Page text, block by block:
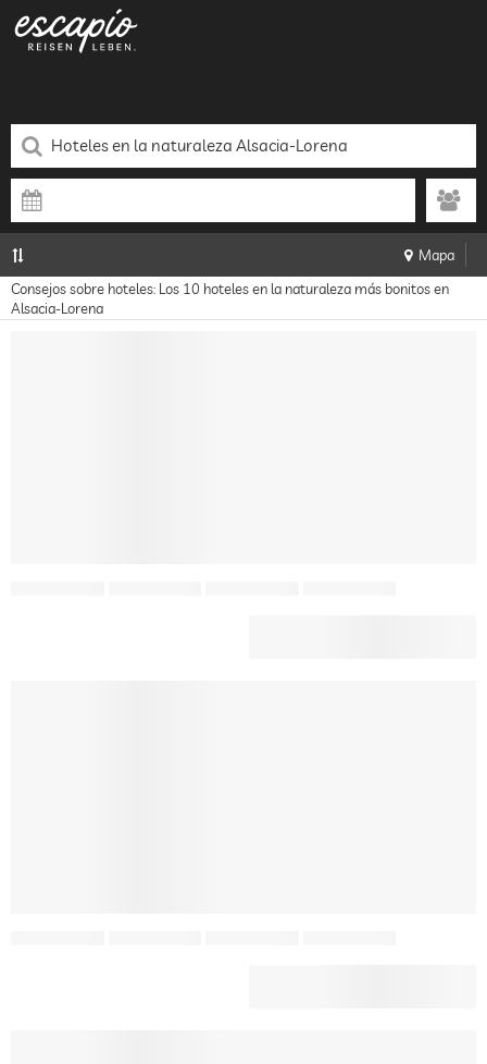
Mapa
Consejos sobre hoteles: Los 10 hoteles en la naturaleza más bonitos en
Alsacia-Lorena